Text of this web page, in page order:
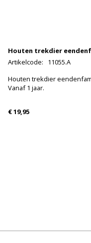
Houten trekdier
Artikelcode: 11055.A
Houten trekdier
Vanaf 1 jaar.
€ 19,95